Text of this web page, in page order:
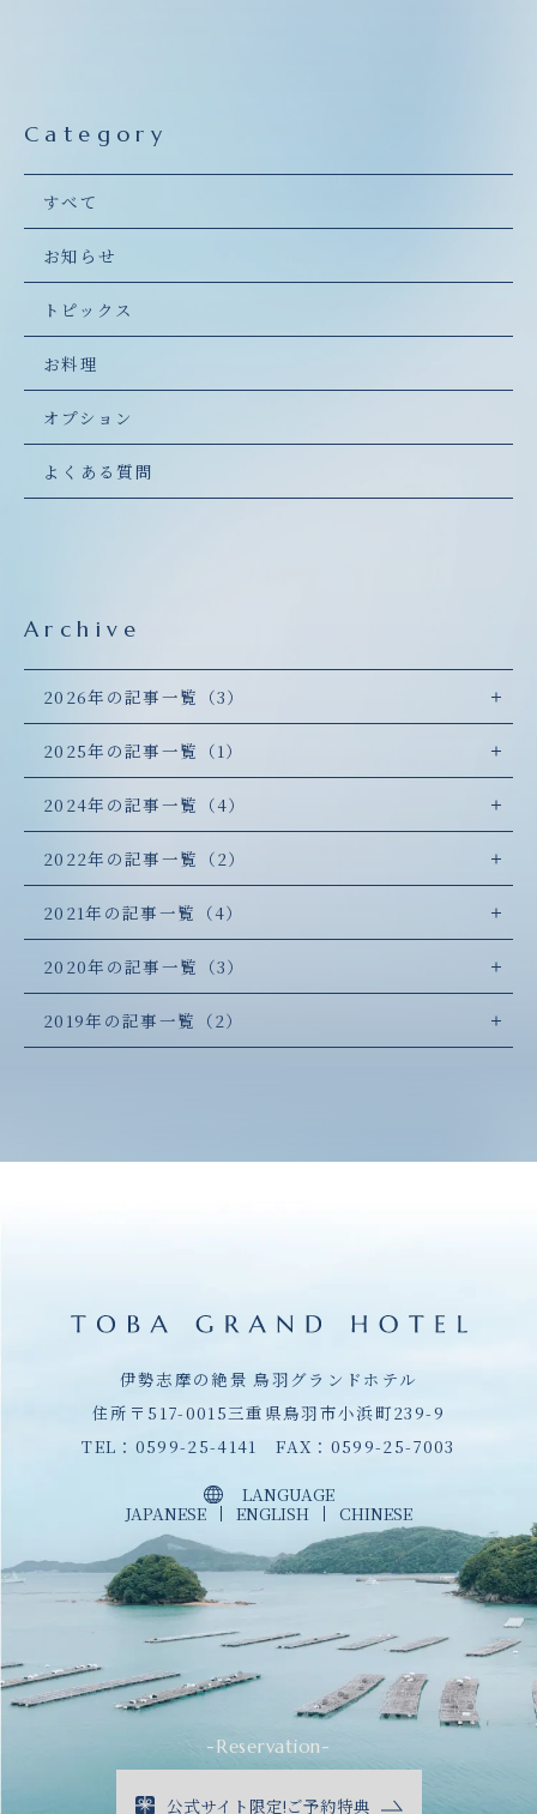
Category
すべて
お知らせ
トピックス
お料理
オプション
よくある質問
Archive
2026年の記事一覧（3）
2025年の記事一覧（1）
2024年の記事一覧（4）
2022年の記事一覧（2）
2021年の記事一覧（4）
2020年の記事一覧（3）
2019年の記事一覧（2）
伊勢志摩の絶景 鳥羽グランドホテル
住所〒517-0015三重県鳥羽市小浜町239-9
TEL： 0599-25-4141 FAX：0599-25-7003
LANGUAGE
JAPANESE ENGLISH CHINESE
-Reservation-
公式サイト限定!ご予約特典